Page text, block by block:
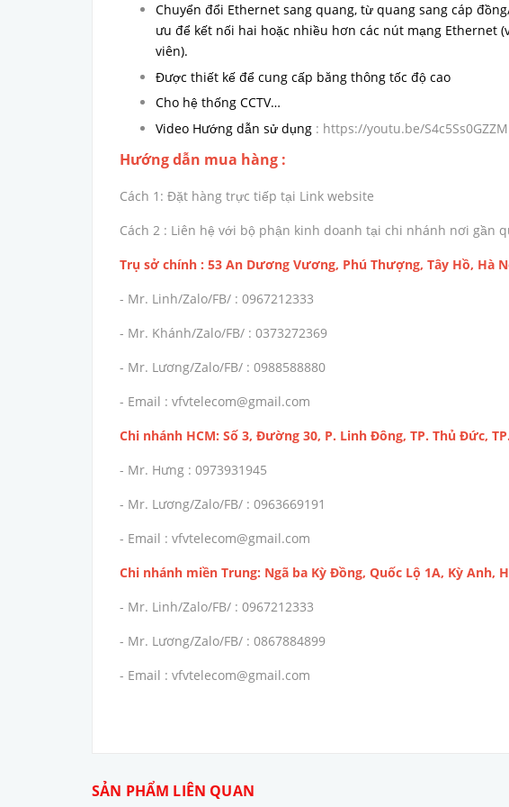
Chuyển đổi Ethernet sang quang, từ quang sang cáp
ưu để kết nối hai hoặc nhiều hơn các nút mạng Ethernet
viên).
Được thiết kế để cung cấp băng thông tốc độ cao
Cho hệ thống CCTV…
Video Hướng dẫn sử dụng : https://youtu.be/S4c5Ss0GZZM
Hướng dẫn mua hàng :
Cách 1: Đặt hàng trực tiếp tại Link website
Cách 2 : Liên hệ với bộ phận kinh doanh tại chi nhánh nơi gần
Trụ sở chính : 53 An Dương Vương, Phú Thượng, Tây Hồ, Hà
- Mr. Linh/Zalo/FB/ : 0967212333
- Mr. Khánh/Zalo/FB/ : 0373272369
- Mr. Lương/Zalo/FB/ : 0988588880
- Email : vfvtelecom@gmail.com
Chi nhánh HCM: Số 3, Đường 30, P. Linh Đông, TP. Thủ Đức,
- Mr. Hưng : 0973931945
- Mr. Lương/Zalo/FB/ : 0963669191
- Email : vfvtelecom@gmail.com
Chi nhánh miền Trung: Ngã ba Kỳ Đồng, Quốc Lộ 1A, Kỳ Anh,
- Mr. Linh/Zalo/FB/ : 0967212333
- Mr. Lương/Zalo/FB/ : 0867884899
- Email : vfvtelecom@gmail.com
SẢN PHẨM LIÊN QUAN